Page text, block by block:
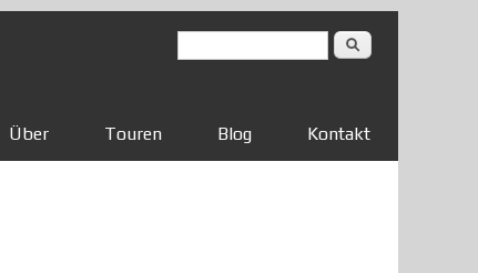
Suche
Über Touren Blog Kontakt